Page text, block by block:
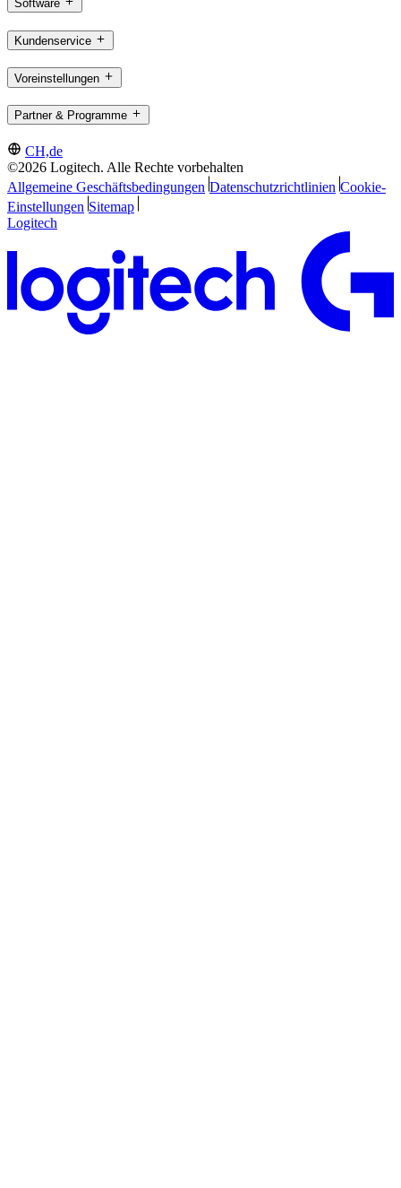
Software
Kundenservice
Voreinstellungen
Partner & Programme
CH,de
©2026 Logitech. Alle Rechte vorbehalten
Allgemeine Geschäftsbedingungen Datenschutzrichtlinien Cookie-
Einstellungen Sitemap
Logitech